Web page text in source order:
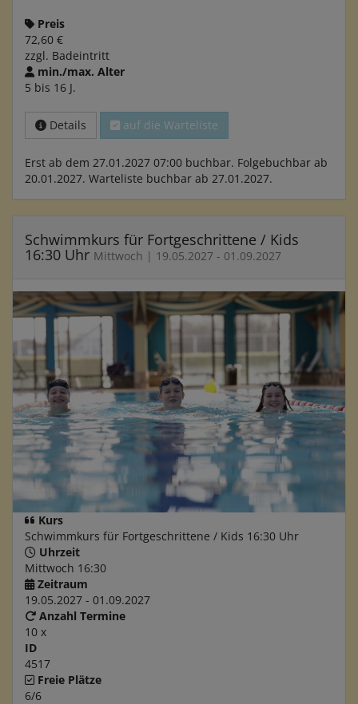
Preis
72,60 €
zzgl. Badeintritt
min./max. Alter
5 bis 16 J.
Details auf die Warteliste
Erst ab dem 27.01.2027 07:00 buchbar. Folgebuchbar ab
20.01.2027. Warteliste buchbar ab 27.01.2027.
Schwimmkurs für Fortgeschrittene / Kids
16:30 Uhr Mittwoch | 19.05.2027 - 01.09.2027
Kurs
Schwimmkurs für Fortgeschrittene / Kids 16:30 Uhr
Uhrzeit
Mittwoch 16:30
Zeitraum
19.05.2027 - 01.09.2027
Anzahl Termine
10 x
ID
4517
Freie Plätze
6/6